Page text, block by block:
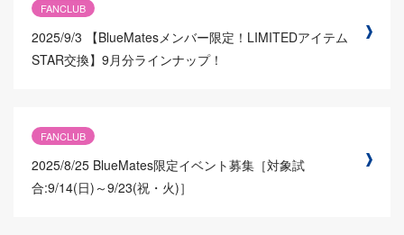
FANCLUB
2025/9/3
【BlueMatesメンバー限定！LIMITEDアイテム
STAR交換】9月分ラインナップ！
FANCLUB
2025/8/25 BlueMates限定イベント募集［対象試
合:9/14(日)～9/23(祝・火)］